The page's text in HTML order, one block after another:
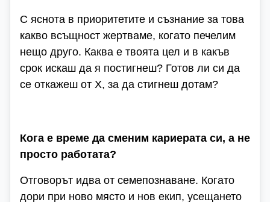
С яснота в приоритетите и съзнание за това
какво всъщност жертваме, когато печелим
нещо друго. Каква е твоята цел и в какъв
срок искаш да я постигнеш? Готов ли си да
се откажеш от Х, за да стигнеш дотам?
Кога е време да сменим кариерата си, а не
просто работата?
Отговорът идва от семепознаване. Когато
дори при ново място и нов екип, усещането